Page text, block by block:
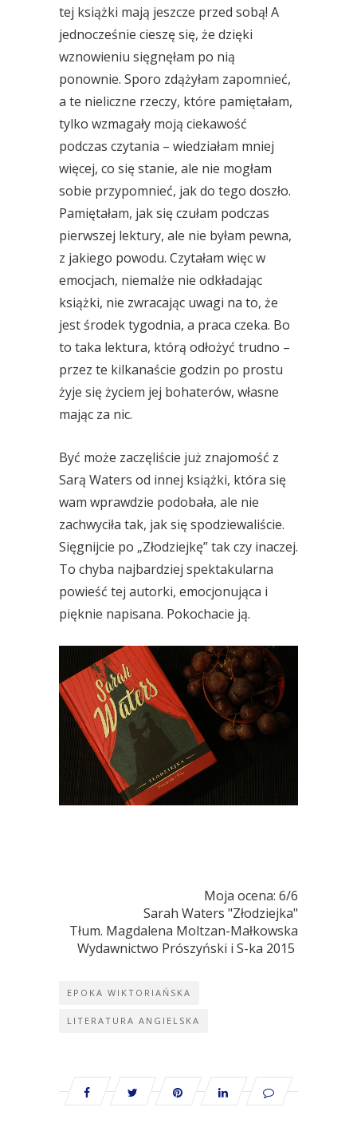
tej książki mają jeszcze przed sobą! A
jednocześnie cieszę się, że dzięki
wznowieniu sięgnęłam po nią
ponownie. Sporo zdążyłam zapomnieć,
a te nieliczne rzeczy, które pamiętałam,
tylko wzmagały moją ciekawość
podczas czytania – wiedziałam mniej
więcej, co się stanie, ale nie mogłam
sobie przypomnieć, jak do tego doszło.
Pamiętałam, jak się czułam podczas
pierwszej lektury, ale nie byłam pewna,
z jakiego powodu. Czytałam więc w
emocjach, niemalże nie odkładając
książki, nie zwracając uwagi na to, że
jest środek tygodnia, a praca czeka. Bo
to taka lektura, którą odłożyć trudno –
przez te kilkanaście godzin po prostu
żyje się życiem jej bohaterów, własne
mając za nic.
Być może zaczęliście już znajomość z
Sarą Waters od innej książki, która się
wam wprawdzie podobała, ale nie
zachwyciła tak, jak się spodziewaliście.
Sięgnijcie po „Złodziejkę” tak czy inaczej.
To chyba najbardziej spektakularna
powieść tej autorki, emocjonująca i
pięknie napisana. Pokochacie ją.
Moja ocena: 6/6
Sarah Waters "Złodziejka"
Tłum. Magdalena Moltzan-Małkowska
Wydawnictwo Prószyński i S-ka 2015
EPOKA WIKTORIAŃSKA
LITERATURA ANGIELSKA